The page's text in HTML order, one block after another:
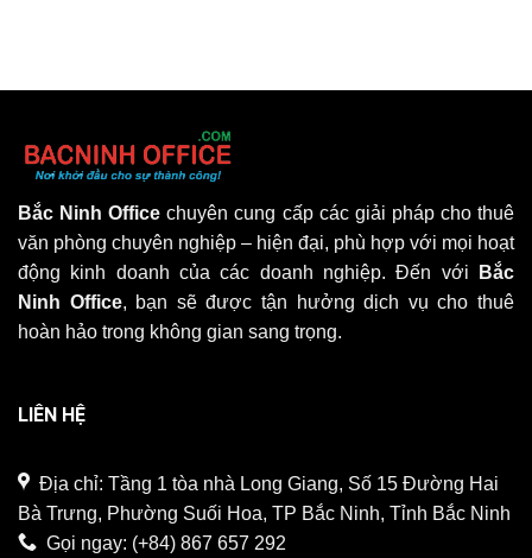
Bắc Ninh Office chuyên cung cấp các giải pháp cho thuê
văn phòng chuyên nghiệp – hiện đại, phù hợp với mọi hoạt
động kinh doanh của các doanh nghiệp. Đến với
Bắc
Ninh Office, bạn sẽ được tận hưởng dịch vụ cho thuê
hoàn hảo trong không gian sang trọng.
LIÊN HỆ
Địa chỉ: Tầng 1 tòa nhà Long Giang, Số 15 Đường Hai
Bà Trưng, Phường Suối Hoa, TP Bắc Ninh, Tỉnh Bắc Ninh
Gọi ngay: (+84) 867 657 292